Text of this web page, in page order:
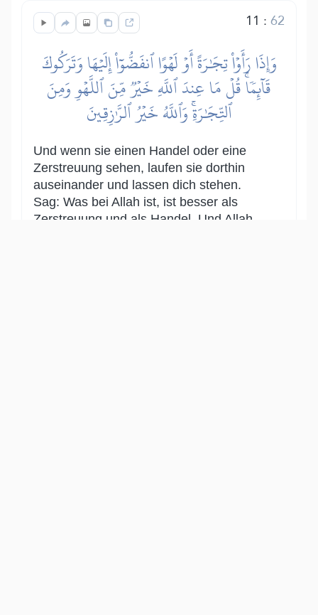
11 :62
وَإِذَا رَأَوۡاْ تِجَٰرَةً أَوۡ لَهۡوًا ٱنفَضُّوٓاْ إِلَيۡهَا وَتَرَكُوكَ
قَآئِمٗاۚ قُلۡ مَا عِندَ ٱللَّهِ خَيۡرٞ مِّنَ ٱللَّهۡوِ وَمِنَ
ٱلتِّجَٰرَةِۚ وَٱللَّهُ خَيۡرُ ٱلرَّٰزِقِينَ
Und wenn sie einen Handel oder eine
Zerstreuung sehen, laufen sie dorthin
auseinander und lassen dich stehen.
Sag: Was bei Allah ist, ist besser als
Zerstreuung und als Handel. Und Allah